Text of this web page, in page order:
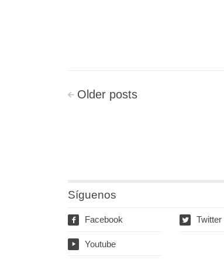
Posts
< Olderposts
Síguenos
f Facebook w Twitter
y Youtube